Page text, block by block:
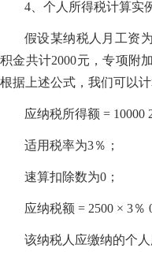
4、个人所得税计算实
假设某纳税人月工资
积金共计2000元，专项附
根据上述公式，我们可以
应纳税所得额 = 10000
适用税率为3％；
速算扣除数为0；
应纳税额 = 2500 × 3％
该纳税人应缴纳的个人